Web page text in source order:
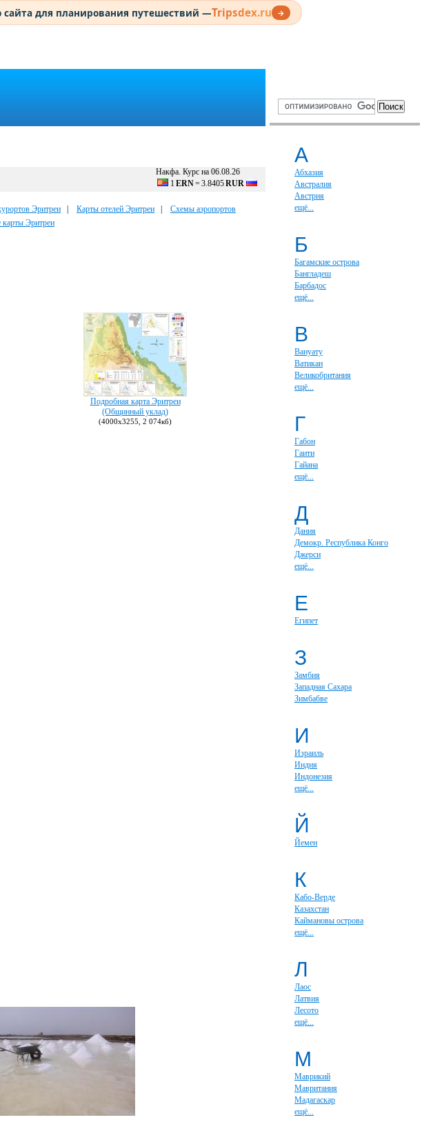
сайта для планирования путешествий —Tripsdex.ru →
Накфа. Курс на 06.08.26
1 ERN=3.8405RUR
Эритреи Карты отелей Эритреи
Схемы аэропортов
карты Эритреи
Подробная карта Эритреи
(Общинный уклад)
(4000х3255, 2 074кб)
А
Абхазия
Австралия
Австрия
ещё...
Б
Багамские острова
Бангладеш
Барбадос
ещё...
В
Вануату
Ватикан
Великобритания
ещё...
Г
Габон
Гаити
Гайана
ещё...
Д
Дания
Демокр. Республика Конго
Джерси
ещё...
Е
Египет
З
Замбия
Западная Сахара
Зимбабве
И
Израиль
Индия
Индонезия
ещё...
Й
Йемен
К
Кабо-Верде
Казахстан
Каймановы острова
ещё...
Л
Лаос
Латвия
Лесото
ещё...
М
Маврикий
Мавритания
Мадагаскар
ещё...